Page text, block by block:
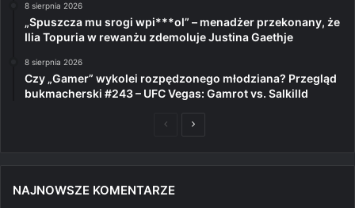
8 sierpnia 2026
„Spuszcza mu srogi wpi***ol” – menadżer przekonany, że
Ilia Topuria w rewanżu zdemoluje Justina Gaethje
8 sierpnia 2026
Czy „Gamer” wykolei rozpędzonego młodziana? Przegląd
bukmacherski #243 – UFC Vegas: Gamrot vs. Salkilld
PoprzedniaNastępna
NAJNOWSZE KOMENTARZE